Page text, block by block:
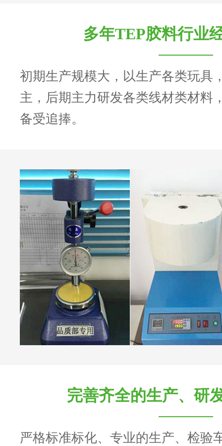
多年TEP胶料行业
初期生产规模大，以生产各类玩具
主，后期主力研发各类线材类材料
备受追捧。
完善齐全的生产、研
严格标准标化、专业的生产、检验